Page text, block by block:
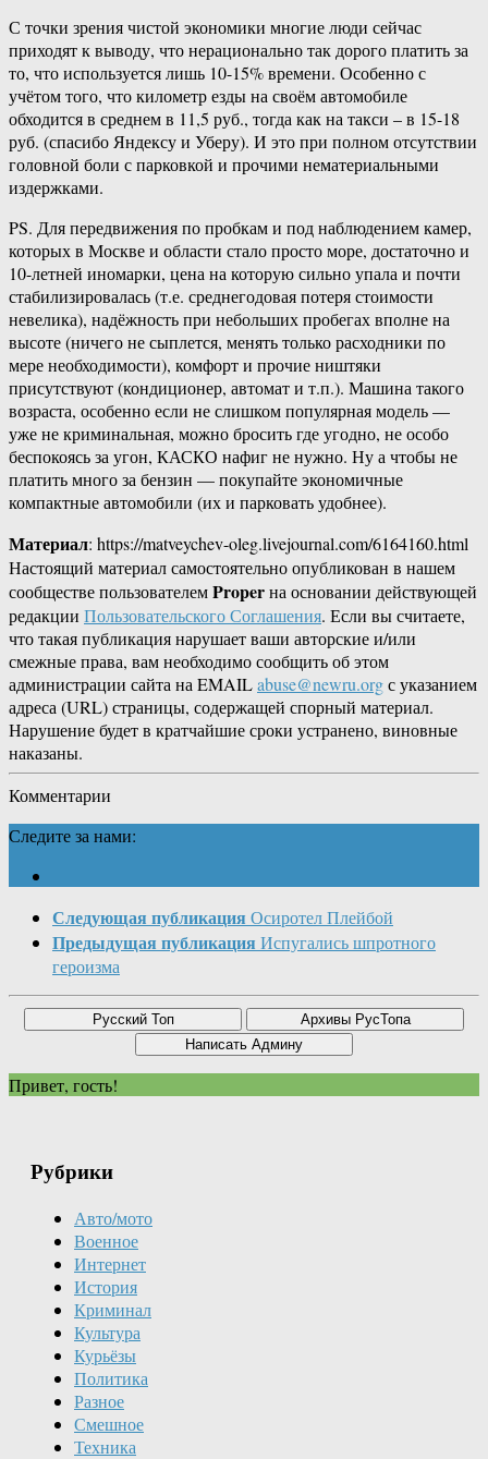
С точки зрения чистой экономики многие люди сейчас
приходят к выводу, что нерационально так дорого платить за
то, что используется лишь 10-15% времени. Особенно с
учётом того, что километр езды на своём автомобиле
обходится в среднем в 11,5 руб., тогда как на такси – в 15-18
руб. (спасибо Яндексу и Уберу). И это при полном отсутствии
головной боли с парковкой и прочими нематериальными
издержками.
PS. Для передвижения по пробкам и под наблюдением камер,
которых в Москве и области стало просто море, достаточно и
10-летней иномарки, цена на которую сильно упала и почти
стабилизировалась (т.е. среднегодовая потеря стоимости
невелика), надёжность при небольших пробегах вполне на
высоте (ничего не сыплется, менять только расходники по
мере необходимости), комфорт и прочие ништяки
присутствуют (кондиционер, автомат и т.п.). Машина такого
возраста, особенно если не слишком популярная модель —
уже не криминальная, можно бросить где угодно, не особо
беспокоясь за угон, КАСКО нафиг не нужно. Ну а чтобы не
платить много за бензин — покупайте экономичные
компактные автомобили (их и парковать удобнее).
Материал: https://matveychev-oleg.livejournal.com/6164160.html
Настоящий материал самостоятельно опубликован в нашем
сообществе пользователемProperна основании действующей
редакции Пользовательского Соглашения. Если вы считаете,
что такая публикация нарушает ваши авторские и/или
смежные права, вам необходимо сообщить об этом
администрации сайта на EMAILabuse@newru.orgс указанием
адреса (URL) страницы, содержащей спорный материал.
Нарушение будет в кратчайшие сроки устранено, виновные
наказаны.
Комментарии
Следите за нами:
Следующая публикация Осиротел Плейбой
Предыдущая публикация Испугались шпротного
героизма
Привет, гость!
Рубрики
Авто/мото
Военное
Интернет
История
Криминал
Культура
Курьёзы
Политика
Разное
Смешное
Техника